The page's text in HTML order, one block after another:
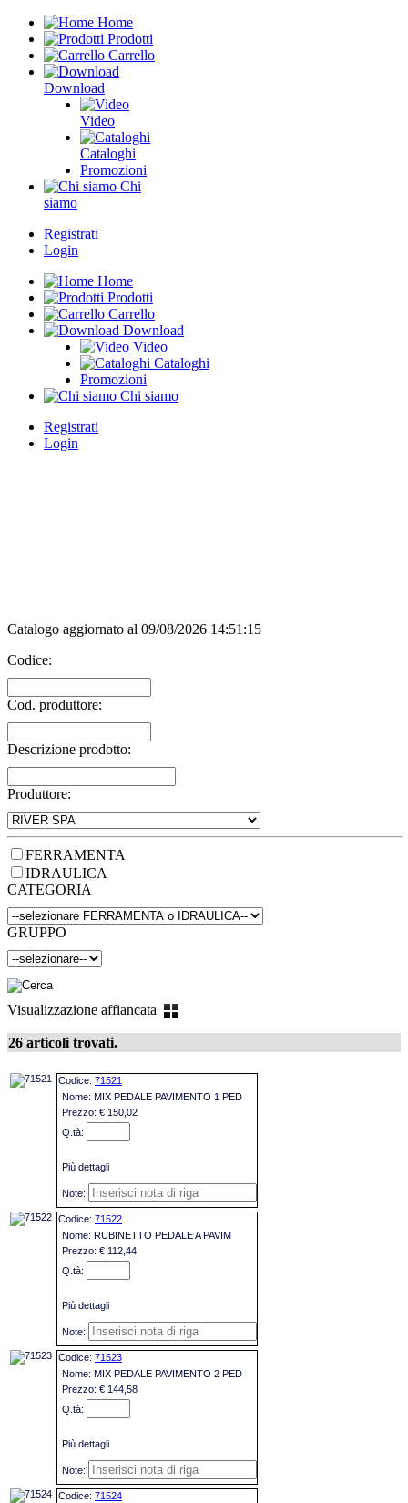
Home
Prodotti
Carrello
Download
Video
Cataloghi
Promozioni
Chi
siamo
Registrati
Login
Home
Prodotti
Carrello
Download
Video
Cataloghi
Promozioni
Chi siamo
Registrati
Login
Catalogo aggiornato al 09/08/2026 14:51:15
Codice:
Cod. produttore:
Descrizione prodotto:
Produttore:
FERRAMENTA
IDRAULICA
CATEGORIA
GRUPPO
Visualizzazione affiancata
26 articoli trovati.
71521
MIX PEDALE PAVIMENTO 1 PED
€ 150,02
Più dettagli
71522
RUBINETTO PEDALE A PAVIM
€ 112,44
Più dettagli
71523
MIX PEDALE PAVIMENTO 2 PED
€ 144,58
Più dettagli
71524